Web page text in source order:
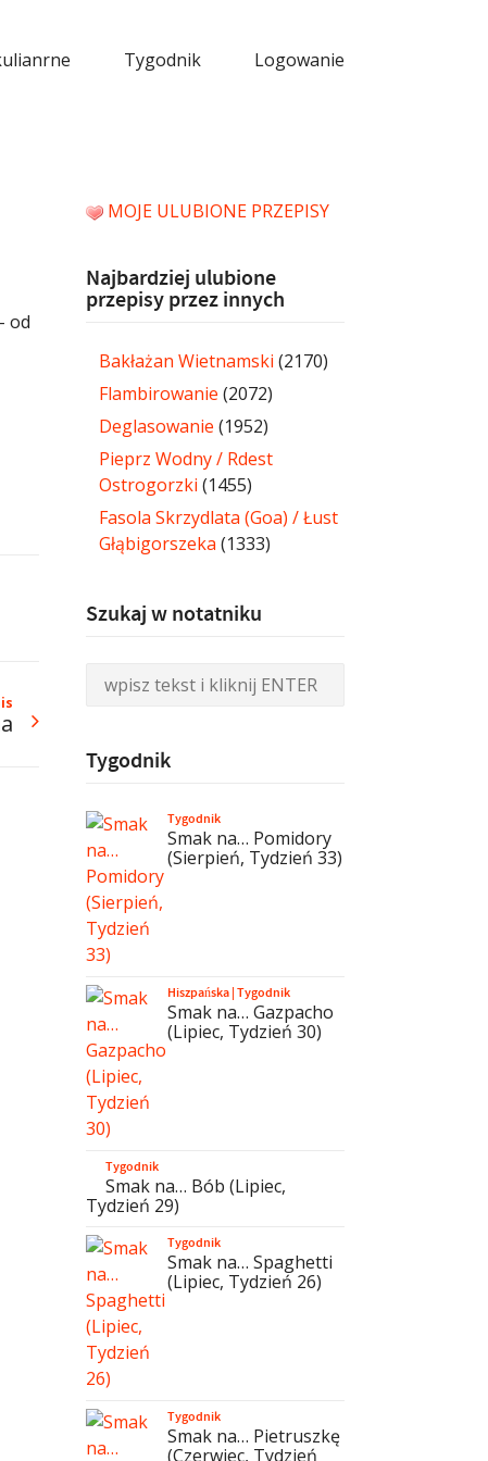
Tygodnik Logowanie
od
MOJE ULUBIONE PRZEPISY
Najbardziej ulubione
przepisy przez innych
Bakłażan Wietnamski (2170)
Flambirowanie (2072)
Deglasowanie (1952)
Pieprz Wodny / Rdest
Ostrogorzki (1455)
Fasola Skrzydlata (Goa) / Łust
Głąbigorszeka (1333)
Szukaj w notatniku
Tygodnik
Tygodnik
Smak na… Pomidory
(Sierpień, Tydzień 33)
Hiszpańska|Tygodnik
Smak na… Gazpacho
(Lipiec, Tydzień 30)
Tygodnik
Smak na… Bób (Lipiec,
Tydzień 29)
Tygodnik
Smak na… Spaghetti
(Lipiec, Tydzień 26)
Tygodnik
Smak na… Pietruszkę
(Czerwiec, Tydzień